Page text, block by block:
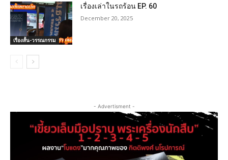
เรื่องสั้น-วรรณกรรม
เรื่องเล่าในรถร้อน EP. 60
December 20, 2025
- Advertisment -